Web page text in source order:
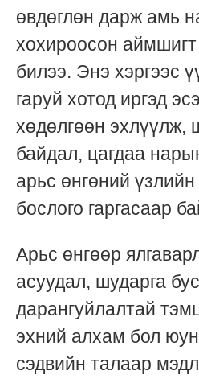
өвдөглөн дарж амь
хохироосон аймшигт
билээ. Энэ хэргээс
гаруй хотод иргэд
хөдөлгөөн эхлүүлж,
байдал, цагдаа
арьс өнгөний
бослого гаргасаар
Арьс өнгөөр
асуудал, шударга
дарангуйлалтай
эхний алхам бол
сэдвийн талаар